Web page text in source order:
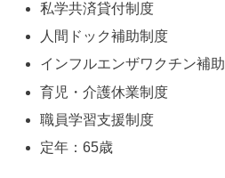
私学共済貸付制度
人間ドック補助制度
インフルエンザワクチン補助
育児・介護休業制度
職員学習支援制度
定年：65歳